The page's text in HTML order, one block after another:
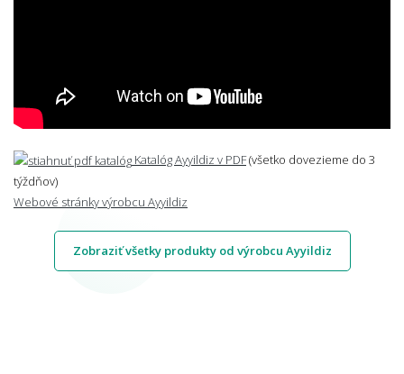
Katalóg Ayyildiz v PDF(všetko dovezieme do 3
týždňov)
Webové stránky výrobcu Ayyildiz
Zobraziť všetky produkty od výrobcu Ayyildiz